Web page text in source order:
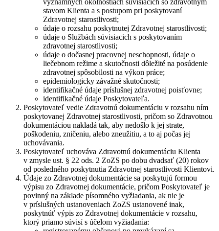
stavom Klienta a s postupom pri poskytovaní
Zdravotnej starostlivosti;
údaje o rozsahu poskytnutej Zdravotnej starostlivosti;
údaje o Službách súvisiacich s poskytovaním
zdravotnej starostlivosti;
údaje o dočasnej pracovnej neschopnosti, údaje o
liečebnom režime a skutočnosti dôležité na posúdenie
zdravotnej spôsobilosti na výkon práce;
epidemiologicky závažné skutočnosti;
identifikačné údaje príslušnej zdravotnej poisťovne;
identifikačné údaje Poskytovateľa.
Poskytovateľ vedie Zdravotnú dokumentáciu v rozsahu ním
poskytovanej Zdravotnej starostlivosti, pričom so Zdravotnou
dokumentáciou nakladá tak, aby nedošlo k jej strate,
poškodeniu, zničeniu, alebo zneužitiu, a to aj počas jej
uchovávania.
Poskytovateľ uchováva Zdravotnú dokumentáciu Klienta
v zmysle ust. § 22 ods. 2 ZoZS po dobu dvadsať (20) rokov
od posledného poskytnutia Zdravotnej starostlivosti Klientovi.
Údaje zo Zdravotnej dokumentácie sa poskytujú formou
výpisu zo Zdravotnej dokumentácie, pričom Poskytovateľ je
povinný na základe písomného vyžiadania, ak nie je
v príslušných ustanoveniach ZoZS ustanovené inak,
poskytnúť výpis zo Zdravotnej dokumentácie v rozsahu,
ktorý priamo súvisí s účelom vyžiadania: